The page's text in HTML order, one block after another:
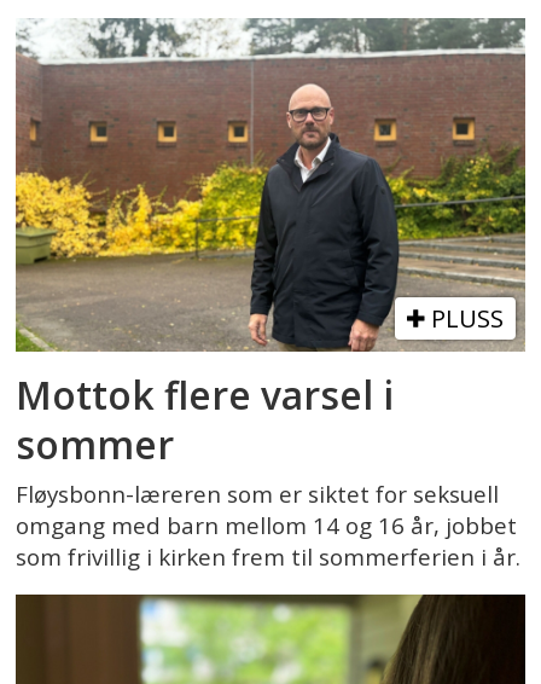
PLUSS
Mottok flere varsel i
sommer
Fløysbonn-læreren som er siktet for seksuell
omgang med barn mellom 14 og 16 år, jobbet
som frivillig i kirken frem til sommerferien i år.